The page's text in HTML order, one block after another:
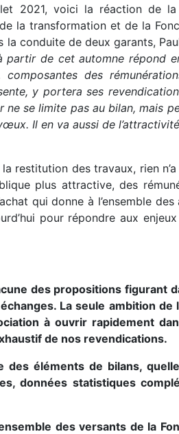
2021, voici la réaction de
la transformation et de la
la conduite de deux garants,
partir de cet automne répond
des
y portera ses
ne se limite pas au bilan, mais
Il en va aussi de
restitution des travaux, rien
plus attractive, des
qui donne à l’ensemble des
pour répondre aux
des propositions figurant
La seule ambition de
à ouvrir rapidement
de nos revendications.
des éléments de bilans,
données statistiques
des versants de la